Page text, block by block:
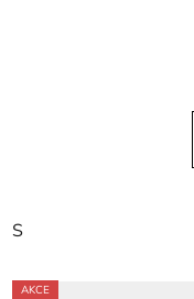
S
AKCE